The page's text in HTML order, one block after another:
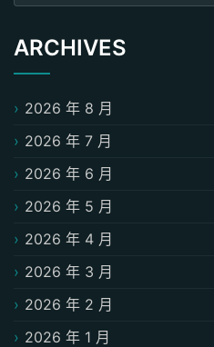
ARCHIVES
2026 年 8 月
2026 年 7 月
2026 年 6 月
2026 年 5 月
2026 年 4 月
2026 年 3 月
2026 年 2 月
2026 年 1 月